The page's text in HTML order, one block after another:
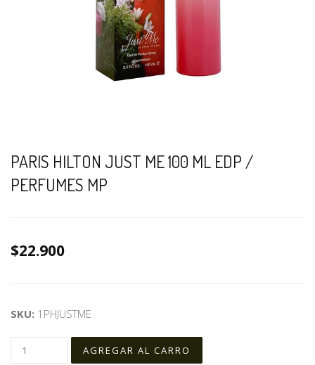
PARIS HILTON JUST ME 100 ML EDP /
PERFUMES MP
$22.900
SKU: 1PHJUSTME